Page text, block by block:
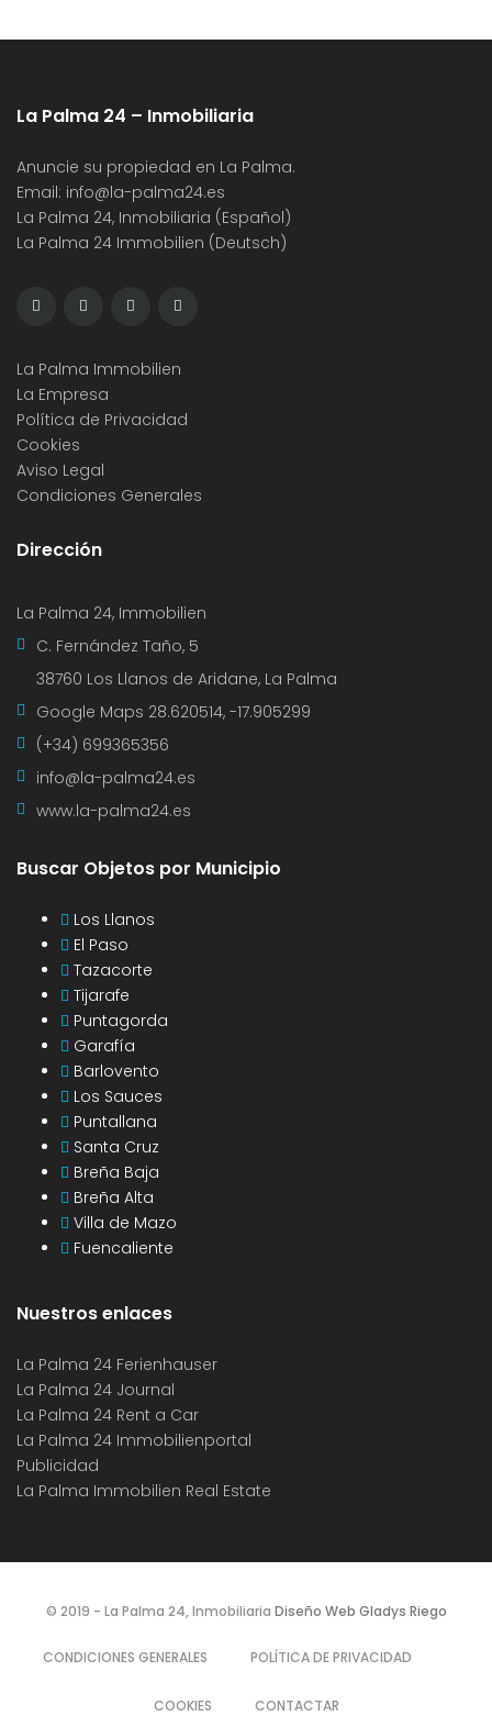
La Palma 24 – Inmobiliaria
Anuncie su propiedad en La Palma.
Email: info@la-palma24.es
La Palma 24, Inmobiliaria (Español)
La Palma 24 Immobilien (Deutsch)
La Palma Immobilien
La Empresa
Política de Privacidad
Cookies
Aviso Legal
Condiciones Generales
Dirección
La Palma 24, Immobilien
C. Fernández Taño, 5
38760 Los Llanos de Aridane, La Palma
Google Maps 28.620514, -17.905299
(+34) 699365356
info@la-palma24.es
www.la-palma24.es
Buscar Objetos por Municipio
Los Llanos
El Paso
Tazacorte
Tijarafe
Puntagorda
Garafía
Barlovento
Los Sauces
Puntallana
Santa Cruz
Breña Baja
Breña Alta
Villa de Mazo
Fuencaliente
Nuestros enlaces
La Palma 24 Ferienhauser
La Palma 24 Journal
La Palma 24 Rent a Car
La Palma 24 Immobilienportal
Publicidad
La Palma Immobilien Real Estate
© 2019 - La Palma 24, Inmobiliaria Diseño Web Gladys Riego
CONDICIONES GENERALES POLÍTICA DE PRIVACIDAD
COOKIES CONTACTAR